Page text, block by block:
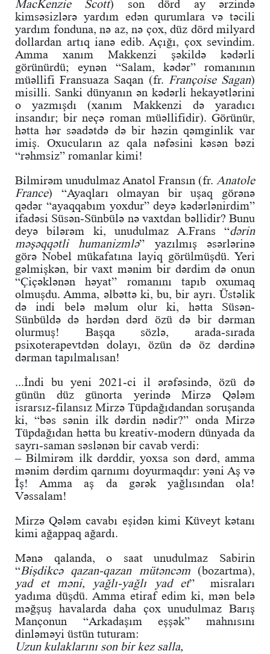
MacKenzie Scott) son dörd ay ərzində
kimsəsizlərə yardım edən qurumlara və təcili
yardım fonduna, nə az, nə çox, düz dörd milyard
dollardan artıq ianə edib. Açığı, çox sevindim.
Amma xanım Makkenzi şəkildə kədərli
görünürdü; eynən “Salam, kədər” romanının
müəllifi Fransuaza Saqan (fr. Françoise Sagan)
misilli. Sanki dünyanın ən kədərli hekayətlərini
o yazmışdı (xanım Makkenzi də yaradıcı
insandır; bir neçə roman müəllifidir). Görünür,
hətta hər səadətdə də bir həzin qəmginlik var
imiş. Oxucuların az qala nəfəsini kəsən bəzi
“rəhmsiz” romanlar kimi!
Bilmirəm unudulmaz Anatol Fransın (fr. Anatole
France) “Ayaqları olmayan bir uşaq görənə
qədər “ayaqqabım yoxdur” deyə kədərlənirdim”
ifadəsi Süsən-Sünbülə nə vaxtdan bəllidir? Bunu
deyə bilərəm ki, unudulmaz A.Frans “dərin
məşəqqətli humanizmlə” yazılmış əsərlərinə
görə Nobel mükafatına layiq görülmüşdü. Yeri
gəlmişkən, bir vaxt mənim bir dərdim də onun
“Çiçəklənən həyat” romanını tapıb oxumaq
olmuşdu. Amma, əlbəttə ki, bu, bir ayrı. Üstəlik
də indi belə məlum olur ki, hətta Süsən-
Sünbüldə də hərdən dərd özü də bir dərman
olurmuş! Başqa sözlə, arada-sırada
psixoterapevtdən dolayı, özün də öz dərdinə
dərman tapılmalısan!
...İndi bu yeni 2021-ci il ərəfəsində, özü də
günün düz günorta yerində Mirzə Qələm
israrsız-filansız Mirzə Tüpdağıdandan soruşanda
ki, “bəs sənin ilk dərdin nədir?” onda Mirzə
Tüpdağıdan hətta bu kreativ-modern dünyada da
sayrı-saman səslənən bir cavab verdi:
– Bilmirəm ilk dərddir, yoxsa son dərd, amma
mənim dərdim qarnımı doyurmaqdır: yəni Aş və
İş! Amma aş da gərək yağlısından ola!
Vəssalam!
Mirzə Qələm cavabı eşidən kimi Küveyt kətanı
kimi ağappaq ağardı.
Mənə qalanda, o saat unudulmaz Sabirin
“Bişdikcə qazan-qazan mütəncəm(bozartma),
yad et məni, yağlı-yağlı yad et” misraları
yadıma düşdü. Amma etiraf edim ki, mən belə
məğşuş havalarda daha çox unudulmaz Barış
Mançonun “Arkadaşım eşşək” mahnısını
dinləməyi üstün tuturam:
Uzun kulaklarını son bir kez salla,